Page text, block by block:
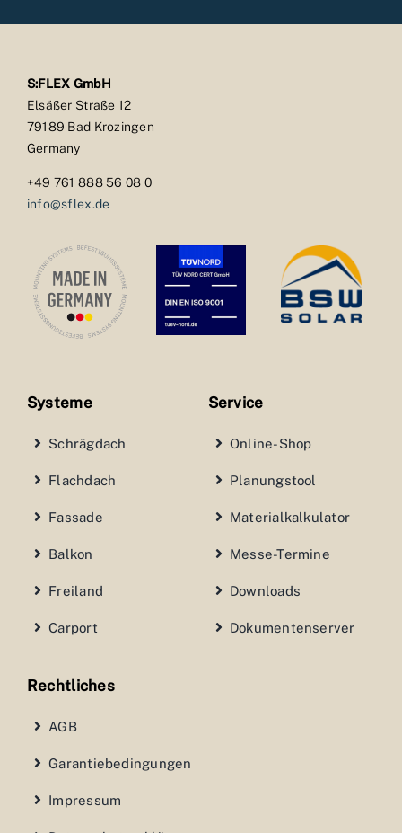
S:FLEX GmbH
Elsäßer Straße 12
79189 Bad Krozingen
Germany
+49 761 888 56 08 0
info@sflex.de
Systeme
Schrägdach
Flachdach
Fassade
Balkon
Freiland
Carport
Service
Online-Shop
Planungstool
Materialkalkulator
Messe-Termine
Downloads
Dokumentenserver
Rechtliches
AGB
Garantiebedingungen
Impressum